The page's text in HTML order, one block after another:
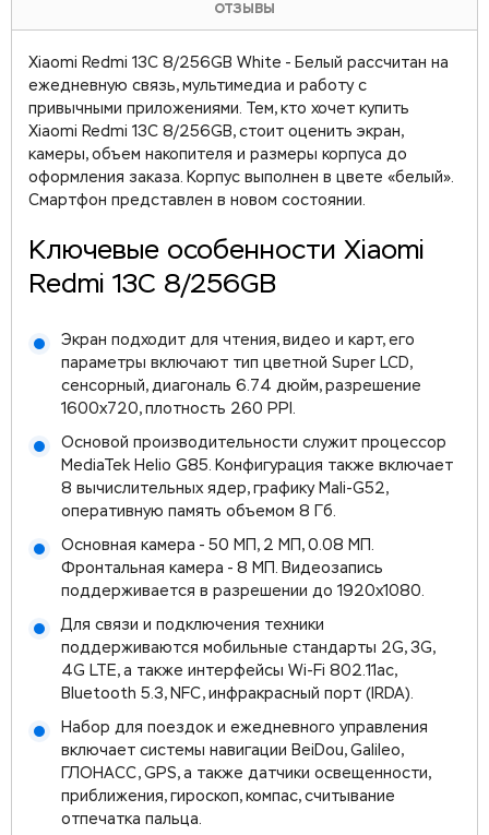
ОТЗЫВЫ
Xiaomi Redmi 13C 8/256GB White - Белый рассчитан на
ежедневную связь, мультимедиа и работу с
привычными приложениями. Тем, кто хочет купить
Xiaomi Redmi 13C 8/256GB, стоит оценить экран,
камеры, объем накопителя и размеры корпуса до
оформления заказа. Корпус выполнен в цвете «белый».
Смартфон представлен в новом состоянии.
Ключевые особенности Xiaomi
Redmi 13C 8/256GB
Экран подходит для чтения, видео и карт, его
параметры включают тип цветной Super LCD,
сенсорный, диагональ 6.74 дюйм, разрешение
1600х720, плотность 260 PPI.
Основой производительности служит процессор
MediaTek Helio G85. Конфигурация также включает
8 вычислительных ядер, графику Mali-G52,
оперативную память объемом 8 Гб.
Основная камера - 50 МП, 2 МП, 0.08 МП.
Фронтальная камера - 8 МП. Видеозапись
поддерживается в разрешении до 1920x1080.
Для связи и подключения техники
поддерживаются мобильные стандарты 2G, 3G,
4G LTE, а также интерфейсы Wi-Fi 802.11ac,
Bluetooth 5.3, NFC, инфракрасный порт (IRDA).
Набор для поездок и ежедневного управления
включает системы навигации BeiDou, Galileo,
ГЛОНАСС, GPS, а также датчики освещенности,
приближения, гироскоп, компас, считывание
отпечатка пальца.